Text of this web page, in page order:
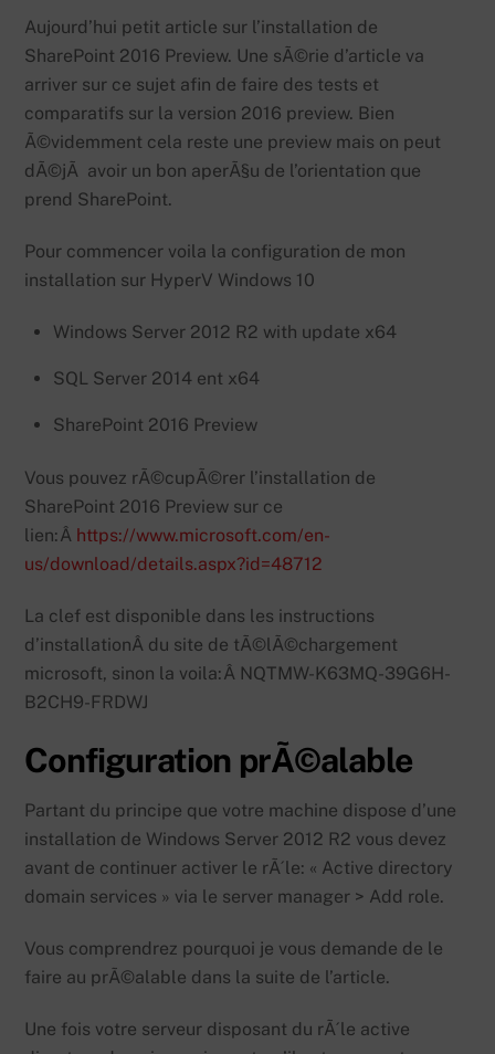
Aujourd’hui petit article sur l’installation de
SharePoint 2016 Preview. Une sÃ©rie d’article va
arriver sur ce sujet afin de faire des tests et
comparatifs sur la version 2016 preview. Bien
Ã©videmment cela reste une preview mais on peut
dÃ©jÃ avoir un bon aperÃ§u de l’orientation que
prend SharePoint.
Pour commencer voila la configuration de mon
installation sur HyperV Windows 10
Windows Server 2012 R2 with update x64
SQL Server 2014 ent x64
SharePoint 2016 Preview
Vous pouvez rÃ©cupÃ©rer l’installation de
SharePoint 2016 Preview sur ce
lien:Â https://www.microsoft.com/en-
us/download/details.aspx?id=48712
La clef est disponible dans les instructions
d’installationÂ du site de tÃ©lÃ©chargement
microsoft, sinon la voila:Â NQTMW-K63MQ-39G6H-
B2CH9-FRDWJ
Configuration prÃ©alable
Partant du principe que votre machine dispose d’une
installation de Windows Server 2012 R2 vous devez
avant de continuer activer le rÃ´le: « Active directory
domain services » via le server manager > Add role.
Vous comprendrez pourquoi je vous demande de le
faire au prÃ©alable dans la suite de l’article.
Une fois votre serveur disposant du rÃ´le active